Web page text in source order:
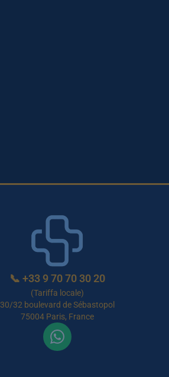
📞 +33 9 70 70 30 20
(Tariffa locale)
30/32 boulevard de Sébastopol
75004 Paris, France